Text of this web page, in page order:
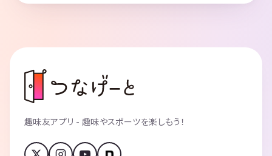
趣味友アプリ - 趣味やスポーツを楽しもう！